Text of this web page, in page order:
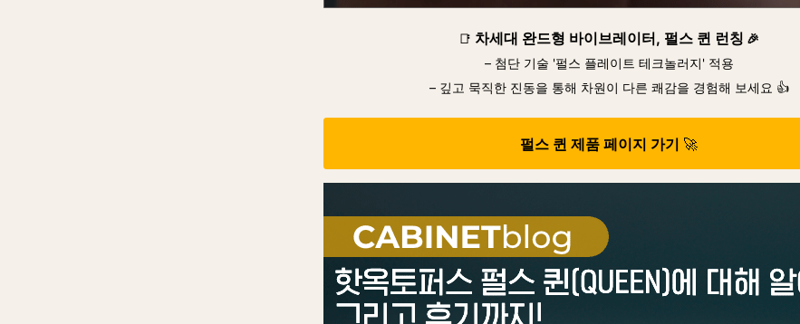
📑 차세대 완드형 바이브레이터, 펄스 퀸 런칭 🎉
– 첨단 기술 '펄스 플레이트 테크놀러지' 적용
– 깊고 묵직한 진동을 통해 차원이 다른 쾌감을 경험해 보세요 👍
펄스 퀸 제품 페이지 가기 🚀